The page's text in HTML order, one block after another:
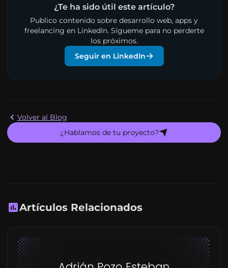
¿Te ha sido útil este artículo?
Publico contenido sobre desarrollo web, apps y
freelancing en LinkedIn. Sígueme para no perderte
los próximos.
Seguir en LinkedIn
Volver al Blog
¿Hablamos de tu proyecto?
Artículos Relacionados